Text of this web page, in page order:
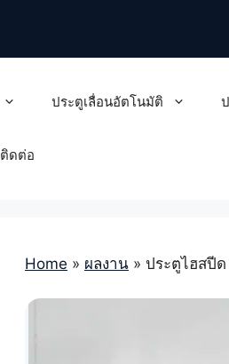
ประตูเลื่อนอัตโนมัติ
ติดต่อ
Home » ผลงาน » ประตูไฮสปี